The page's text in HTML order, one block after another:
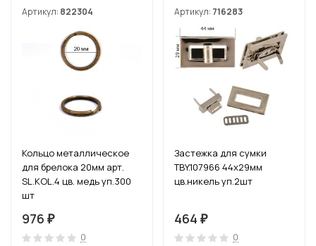
Артикул: 822304
Кольцо металлическое
для брелока 20мм арт.
SL.KOL.4 цв. медь уп.300
шт
976 ₽
0
Артикул: 716283
Застежка для сумки
TBY.107966 44х29мм
цв.никель уп.2шт
464 ₽
0